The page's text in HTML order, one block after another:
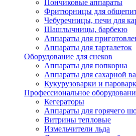
Пончиковые аппараты
Фритюрницы для
Чебуречницы, печи для
Шашлычницы, барбекю
Аппараты для
Аппараты для тарталеток
Оборудование для снеков
Аппараты для попкорна
Аппараты для сахарной
Кукурузоварки и
Профессиональное
Кегераторы
Аппараты для горячего
Витрины тепловые
Измельчители льда